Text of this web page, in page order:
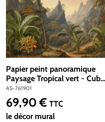
Papier peint panoramique
Paysage Tropical vert - Cuba
2 d'A.S. Création | Réf. AS-
761901
AS-761901
Prix régulier :
69,90 € TTC
le décor mural